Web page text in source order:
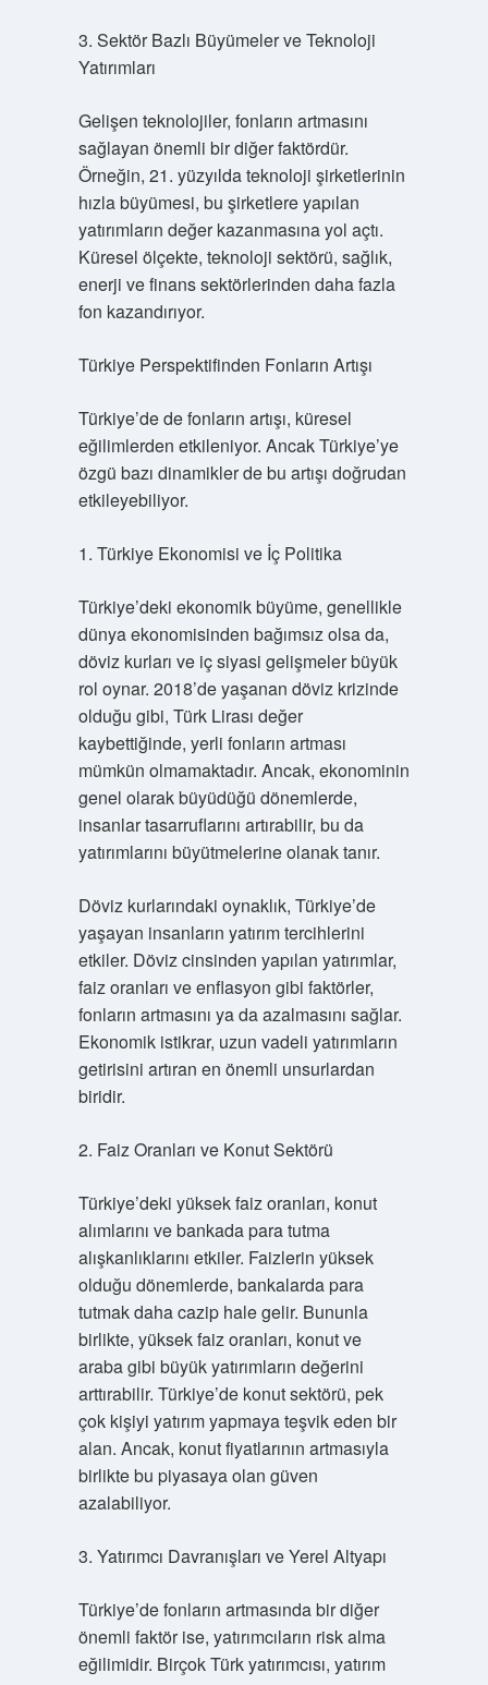
3. Sektör Bazlı Büyümeler ve Teknoloji
Yatırımları
Gelişen teknolojiler, fonların artmasını
sağlayan önemli bir diğer faktördür.
Örneğin, 21. yüzyılda teknoloji şirketlerinin
hızla büyümesi, bu şirketlere yapılan
yatırımların değer kazanmasına yol açtı.
Küresel ölçekte, teknoloji sektörü, sağlık,
enerji ve finans sektörlerinden daha fazla
fon kazandırıyor.
Türkiye Perspektifinden Fonların Artışı
Türkiye’de de fonların artışı, küresel
eğilimlerden etkileniyor. Ancak Türkiye’ye
özgü bazı dinamikler de bu artışı doğrudan
etkileyebiliyor.
1. Türkiye Ekonomisi ve İç Politika
Türkiye’deki ekonomik büyüme, genellikle
dünya ekonomisinden bağımsız olsa da,
döviz kurları ve iç siyasi gelişmeler büyük
rol oynar. 2018’de yaşanan döviz krizinde
olduğu gibi, Türk Lirası değer
kaybettiğinde, yerli fonların artması
mümkün olmamaktadır. Ancak, ekonominin
genel olarak büyüdüğü dönemlerde,
insanlar tasarruflarını artırabilir, bu da
yatırımlarını büyütmelerine olanak tanır.
Döviz kurlarındaki oynaklık, Türkiye’de
yaşayan insanların yatırım tercihlerini
etkiler. Döviz cinsinden yapılan yatırımlar,
faiz oranları ve enflasyon gibi faktörler,
fonların artmasını ya da azalmasını sağlar.
Ekonomik istikrar, uzun vadeli yatırımların
getirisini artıran en önemli unsurlardan
biridir.
2. Faiz Oranları ve Konut Sektörü
Türkiye’deki yüksek faiz oranları, konut
alımlarını ve bankada para tutma
alışkanlıklarını etkiler. Faizlerin yüksek
olduğu dönemlerde, bankalarda para
tutmak daha cazip hale gelir. Bununla
birlikte, yüksek faiz oranları, konut ve
araba gibi büyük yatırımların değerini
arttırabilir. Türkiye’de konut sektörü, pek
çok kişiyi yatırım yapmaya teşvik eden bir
alan. Ancak, konut fiyatlarının artmasıyla
birlikte bu piyasaya olan güven
azalabiliyor.
3. Yatırımcı Davranışları ve Yerel Altyapı
Türkiye’de fonların artmasında bir diğer
önemli faktör ise, yatırımcıların risk alma
eğilimidir. Birçok Türk yatırımcısı, yatırım